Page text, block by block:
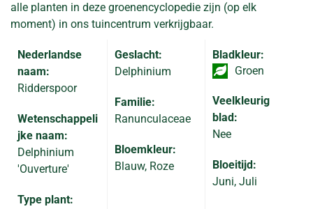
alle planten in deze groenencyclopedie zijn (op elk
moment) in ons tuincentrum verkrijgbaar.
Nederlandse
naam:
Ridderspoor
Wetenschappeli
jke naam:
Delphinium
'Ouverture'
Type plant:
Geslacht:
Delphinium
Familie:
Ranunculaceae
Bloemkleur:
Blauw, Roze
Bladkleur:
Groen
Veelkleurig
blad:
Nee
Bloeitijd:
Juni, Juli